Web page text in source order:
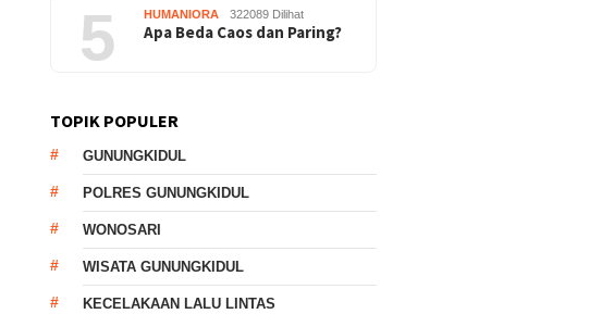
5 HUMANIORA 322089 Dilihat
Apa Beda Caos dan Paring?
TOPIK POPULER
GUNUNGKIDUL
POLRES GUNUNGKIDUL
WONOSARI
WISATA GUNUNGKIDUL
KECELAKAAN LALU LINTAS